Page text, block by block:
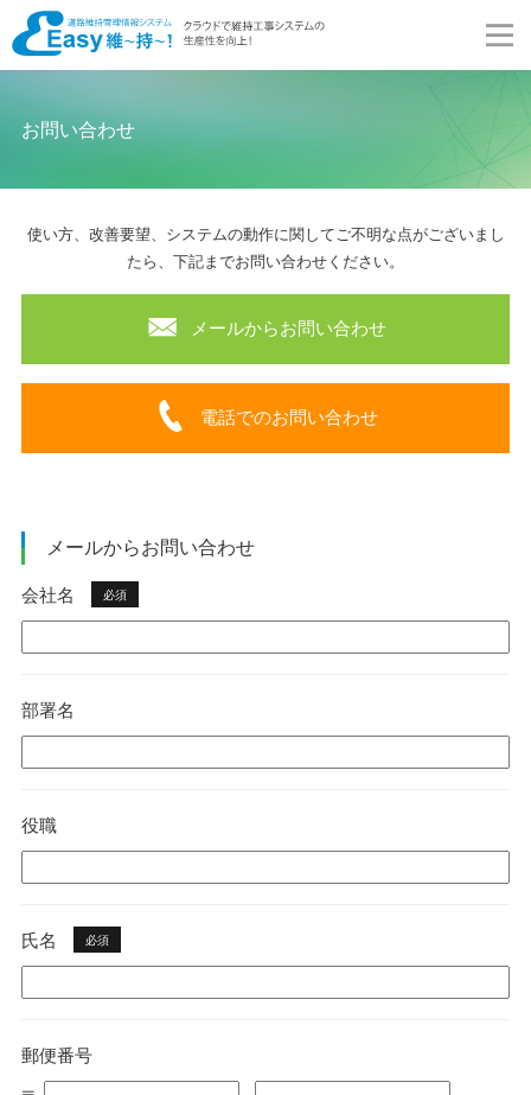
お問い合わせ
使い方、改善要望、システムの動作に関してご不明な点がございまし
たら、下記までお問い合わせください。
メールからお問い合わせ
電話でのお問い合わせ
メールからお問い合わせ
会社名 必須
部署名
役職
氏名 必須
郵便番号